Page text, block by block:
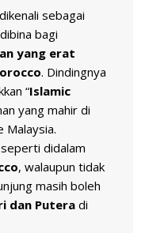
sebagai
bagi
yang erat
. Dindingnya
“Islamic
yang mahir di
Malaysia.
didalam
, walaupun tidak
masih boleh
dan Puteradi